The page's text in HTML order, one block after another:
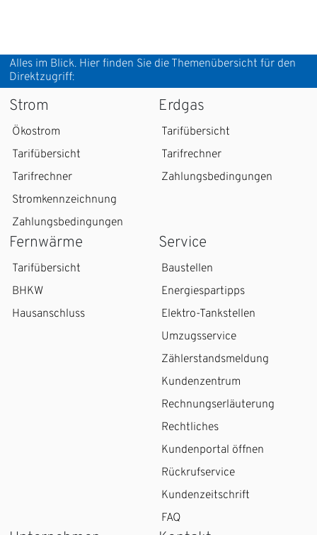
Alles im Blick. Hier finden Sie die Themenübersicht für den
Direktzugriff:
Strom
Ökostrom
Tarifübersicht
Tarifrechner
Stromkennzeichnung
Zahlungsbedingungen
Erdgas
Tarifübersicht
Tarifrechner
Zahlungsbedingungen
Fernwärme
Tarifübersicht
BHKW
Hausanschluss
Service
Baustellen
Energiespartipps
Elektro-Tankstellen
Umzugsservice
Zählerstandsmeldung
Kundenzentrum
Rechnungserläuterung
Rechtliches
Kundenportal öffnen
Rückrufservice
Kundenzeitschrift
FAQ